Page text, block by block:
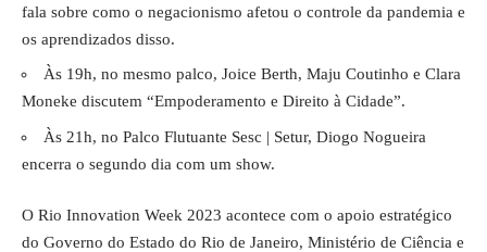
fala sobre como o negacionismo afetou o controle da pandemia e
os aprendizados disso.
Às 19h, no mesmo palco, Joice Berth, Maju Coutinho e Clara
Moneke discutem “Empoderamento e Direito à Cidade”.
Às 21h, no Palco Flutuante Sesc | Setur, Diogo Nogueira
encerra o segundo dia com um show.
O Rio Innovation Week 2023 acontece com o apoio estratégico
do Governo do Estado do Rio de Janeiro, Ministério de Ciência e